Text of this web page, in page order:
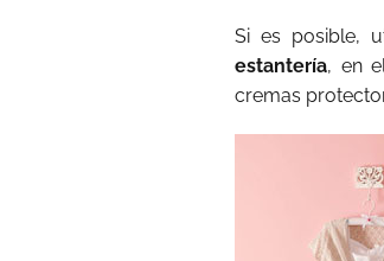
Si es posible,
estantería, en
cremas